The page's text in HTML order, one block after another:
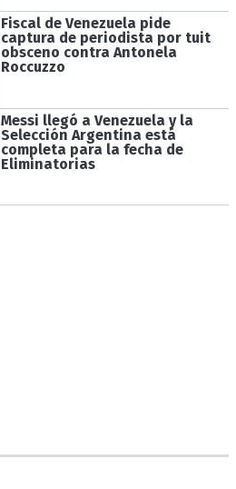
Fiscal de Venezuela pide
captura de periodista por tuit
obsceno contra Antonela
Roccuzzo
Messi llegó a Venezuela y la
Selección Argentina está
completa para la fecha de
Eliminatorias